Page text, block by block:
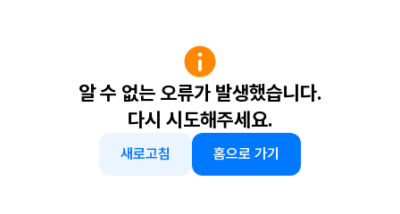
알 수 없는 오류가 발생했습니다.
다시 시도해주세요.
새로고침 홈으로 가기